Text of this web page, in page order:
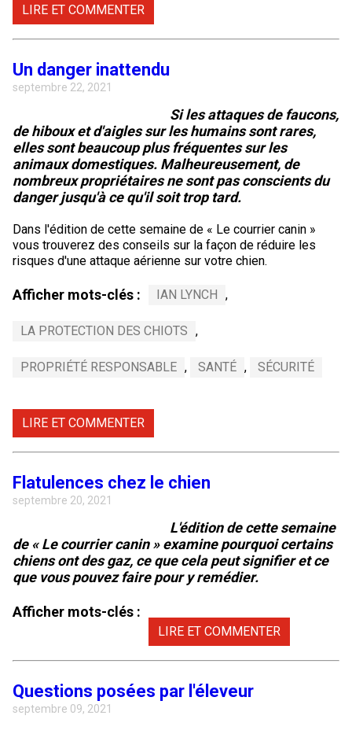
LIRE ET COMMENTER
Un danger inattendu
septembre 22, 2021
Si les attaques de faucons,
de hiboux et d'aigles sur les humains sont rares,
elles sont beaucoup plus fréquentes sur les
animaux domestiques. Malheureusement, de
nombreux propriétaires ne sont pas conscients du
danger jusqu'à ce qu'il soit trop tard.
Dans l'édition de cette semaine de « Le courrier canin »
vous trouverez des conseils sur la façon de réduire les
risques d'une attaque aérienne sur votre chien.
Afficher mots-clés : IAN LYNCH ,
LA PROTECTION DES CHIOTS ,
PROPRIÉTÉ RESPONSABLE , SANTÉ , SÉCURITÉ
LIRE ET COMMENTER
Flatulences chez le chien
septembre 20, 2021
L'édition de cette semaine
de « Le courrier canin » examine pourquoi certains
chiens ont des gaz, ce que cela peut signifier et ce
que vous pouvez faire pour y remédier.
Afficher mots-clés :
LIRE ET COMMENTER
Questions posées par l'éleveur
septembre 09, 2021